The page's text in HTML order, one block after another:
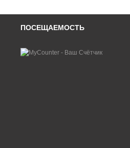
ПОСЕЩАЕМОСТЬ